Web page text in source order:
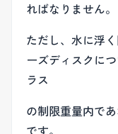
ればなりません。
ただし、水に浮
ーズディスクに
ラス
の制限重量内で